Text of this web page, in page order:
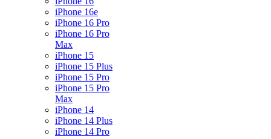
iPhone 16e
iPhone 16 Pro
iPhone 16 Pro
Max
iPhone 15
iPhone 15 Plus
iPhone 15 Pro
iPhone 15 Pro
Max
iPhone 14
iPhone 14 Plus
iPhone 14 Pro